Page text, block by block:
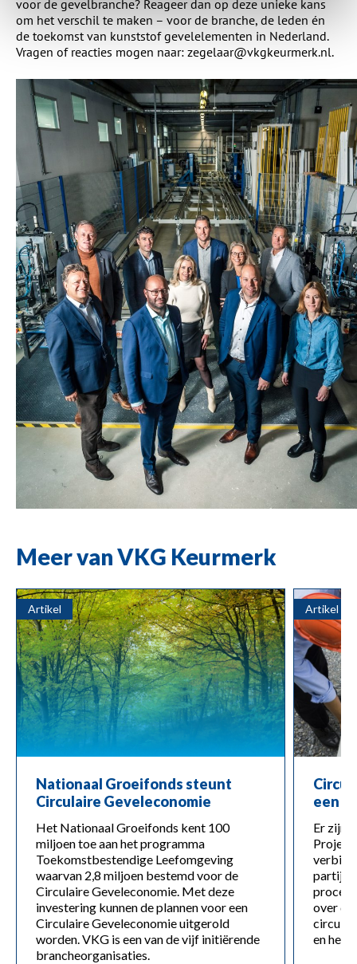
voor de gevelbranche? Reageer dan op deze unieke kans
om het verschil te maken – voor de branche, de leden én
de toekomst van kunststof gevelelementen in Nederland.
Vragen of reacties mogen naar: zegelaar@vkgkeurmerk.nl.
Meer van VKG Keurmerk
Artikel
Nationaal Groeifonds steunt
Circulaire Geveleconomie
Het Nationaal Groeifonds kent 100
miljoen toe aan het programma
Toekomstbestendige Leefomgeving
waarvan 2,8 miljoen bestemd voor de
Circulaire Geveleconomie. Met deze
investering kunnen de plannen voor een
Circulaire Geveleconomie uitgerold
worden. VKG is een van de vijf initiërende
brancheorganisaties.
Artikel
een
Er zijn
partijen
proces
over de
en het